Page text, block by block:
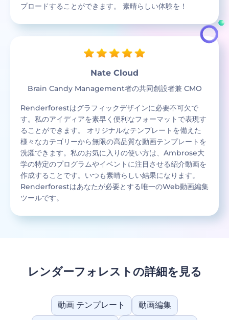
プロードすることができます。 素晴らしい体験を！
Nate Cloud
Brain Candy Management者の共同創設者兼 CMO
Renderforestはグラフィックデザインに必要不可欠で
す。私のアイディアを素早く便利なフォーマットで表現す
ることができます。 オリジナルなテンプレートを備えた
様々なカテゴリーから無限の高品質な動画テンプレートを
洗濯できます。私のお気に入りの使い方は、Ambrose大
学の特定のプログラムやイベントに注目させる紹介動画を
作成することです。いつも素晴らしい結果になります。
Renderforestはあなたが必要とする唯一のWeb動画編集
ツールです。
レンダーフォレストの詳細を見る
動画 テンプレート 動画編集